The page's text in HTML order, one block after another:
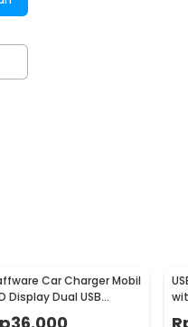
Car Charger Mobil
Display Dual USB
Plug 3.1A - EC2
36.000